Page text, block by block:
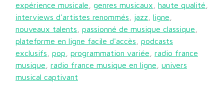
expérience musicale
genres musicaux haute qualité
interviews d'artistes renommés
jazz ligne
nouveaux talents
passionné de musique classique
plateforme en ligne facile d'accès
podcasts
exclusifs
pop programmation variée
radio france
musique
radio france musique en ligne
univers
musical captivant